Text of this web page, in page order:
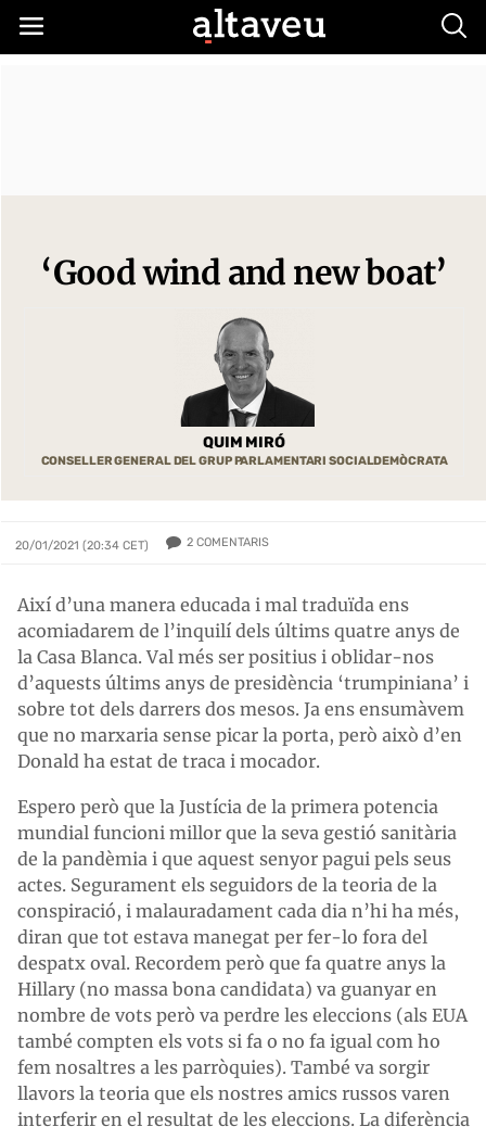
‘Good wind and new boat’
QUIM MIRÓ
CONSELLER GENERAL DEL GRUP PARLAMENTARI SOCIALDEMÒCRATA
20/01/2021 (20:34 CET) 2 COMENTARIS
Així d’una manera educada i mal traduïda ens
acomiadarem de l’inquilí dels últims quatre anys de
la Casa Blanca. Val més ser positius i oblidar-nos
d’aquests últims anys de presidència ‘trumpiniana’ i
sobre tot dels darrers dos mesos. Ja ens ensumàvem
que no marxaria sense picar la porta, però això d’en
Donald ha estat de traca i mocador.
Espero però que la Justícia de la primera potencia
mundial funcioni millor que la seva gestió sanitària
de la pandèmia i que aquest senyor pagui pels seus
actes. Segurament els seguidors de la teoria de la
conspiració, i malauradament cada dia n’hi ha més,
diran que tot estava manegat per fer-lo fora del
despatx oval. Recordem però que fa quatre anys la
Hillary (no massa bona candidata) va guanyar en
nombre de vots però va perdre les eleccions (als EUA
també compten els vots si fa o no fa igual com ho
fem nosaltres a les parròquies). També va sorgir
llavors la teoria que els nostres amics russos varen
interferir en el resultat de les eleccions. La diferència